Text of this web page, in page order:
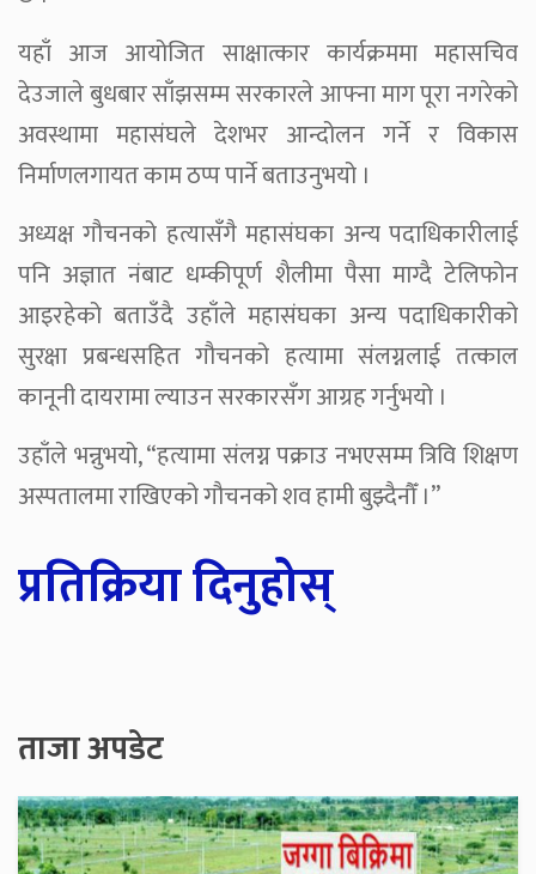
यहाँ आज आयोजित साक्षात्कार कार्यक्रममा महासचिव
देउजाले बुधबार साँझसम्म सरकारले आफ्ना माग पूरा नगरेको
अवस्थामा महासंघले देशभर आन्दोलन गर्ने र विकास
निर्माणलगायत काम ठप्प पार्ने बताउनुभयो ।
अध्यक्ष गौचनको हत्यासँगै महासंघका अन्य पदाधिकारीलाई
पनि अज्ञात नंबाट धम्कीपूर्ण शैलीमा पैसा माग्दै टेलिफोन
आइरहेको बताउँदै उहाँले महासंघका अन्य पदाधिकारीको
सुरक्षा प्रबन्धसहित गौचनको हत्यामा संलग्नलाई तत्काल
कानूनी दायरामा ल्याउन सरकारसँग आग्रह गर्नुभयो ।
उहाँले भन्नुभयो, “हत्यामा संलग्न पक्राउ नभएसम्म त्रिवि शिक्षण
अस्पतालमा राखिएको गौचनको शव हामी बुझ्दैनौँ ।”
प्रतिक्रिया दिनुहोस्
ताजा अपडेट